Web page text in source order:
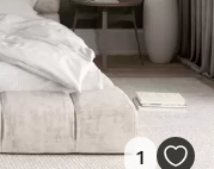
1